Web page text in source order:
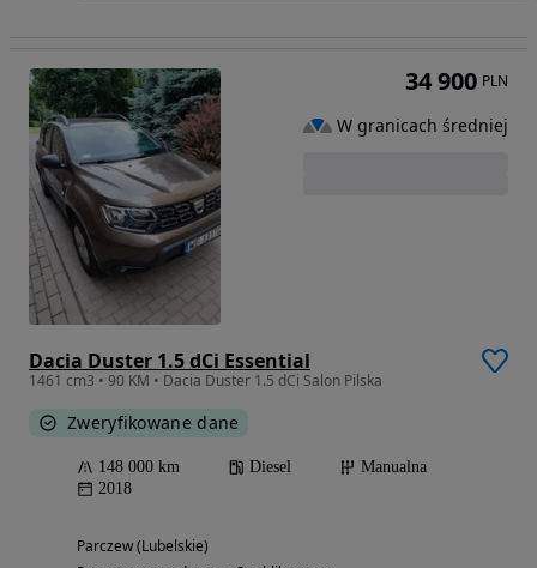
Dacia Duster 1.5 dCi Essential
1461 cm3 • 90 KM • Dacia Duster 1.5 dCi Salon Pilska
Zweryfikowane dane
148 000 km Diesel
Manualna
2018
Parczew (Lubelskie)
34 900 PLN
W granicach średniej